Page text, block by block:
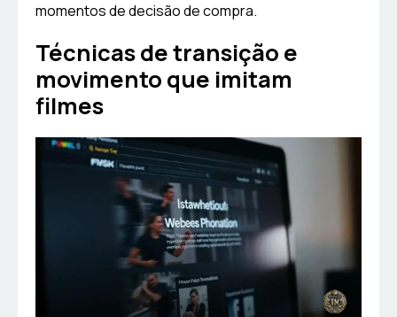
momentos de decisão de compra.
Técnicas de transição e
movimento que imitam
filmes